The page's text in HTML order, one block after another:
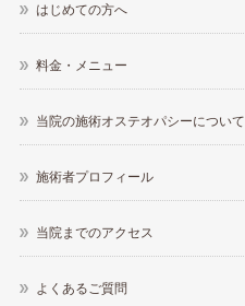
はじめての方へ
料金・メニュー
当院の施術オステオパシーについて
施術者プロフィール
当院までのアクセス
よくあるご質問